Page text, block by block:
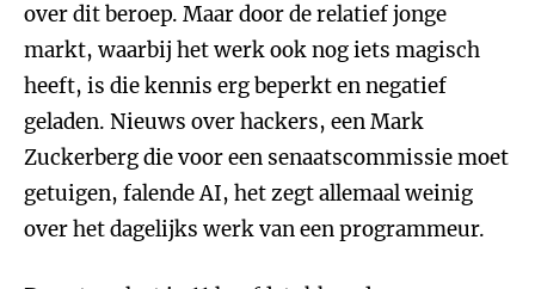
over dit beroep. Maar door de relatief jonge
markt, waarbij het werk ook nog iets magisch
heeft, is die kennis erg beperkt en negatief
geladen. Nieuws over hackers, een Mark
Zuckerberg die voor een senaatscommissie moet
getuigen, falende AI, het zegt allemaal weinig
over het dagelijks werk van een programmeur.